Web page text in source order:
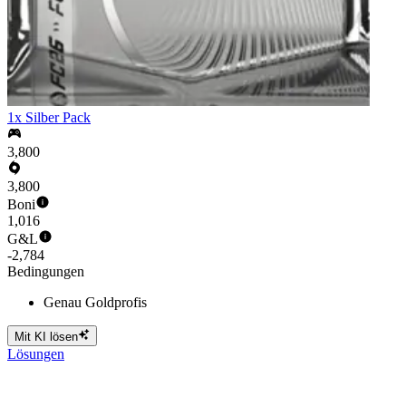
1x Silber Pack
3,800
3,800
Boni
1,016
G&L
-2,784
Bedingungen
Genau Goldprofis
Mit KI lösen
Lösungen